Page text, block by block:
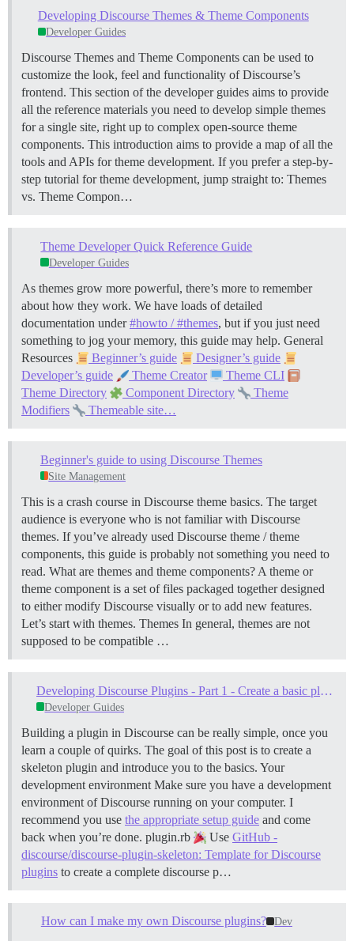
Developing Discourse Themes & Theme Components
Developer Guides
Discourse Themes and Theme Components can be used to
customize the look, feel and functionality of Discourse’s
frontend. This section of the developer guides aims to provide
all the reference materials you need to develop simple themes
for a single site, right up to complex open-source theme
components. This introduction aims to provide a map of all the
tools and APIs for theme development. If you prefer a step-by-
step tutorial for theme development, jump straight to: Themes
vs. Theme Compon…
Theme Developer Quick Reference Guide
Developer Guides
As themes grow more powerful, there’s more to remember
about how they work. We have loads of detailed
documentation under#howto / #themes, but if you just need
something to jog your memory, this guide may help. General
Resources
Beginner’s guide
Designer’s guide
Developer’s guide
Theme Creator
Theme CLI
Theme Directory
Component Directory
Theme
Modifiers
Themeable site…
Beginner's guide to using Discourse Themes
Site Management
This is a crash course in Discourse theme basics. The target
audience is everyone who is not familiar with Discourse
themes. If you’ve already used Discourse theme / theme
components, this guide is probably not something you need to
read. What are themes and theme components? A theme or
theme component is a set of files packaged together designed
to either modify Discourse visually or to add new features.
Let’s start with themes. Themes In general, themes are not
supposed to be compatible …
Developing Discourse Plugins - Part 1 - Create a basic plugin
Developer Guides
Building a plugin in Discourse can be really simple, once you
learn a couple of quirks. The goal of this post is to create a
skeleton plugin and introduce you to the basics. Your
development environment Make sure you have a development
environment of Discourse running on your computer. I
recommend you use the appropriate setup guide and come
back when you’re done. plugin.rb Use GitHub -
discourse/discourse-plugin-skeleton: Template for Discourse
plugins to create a complete discourse p…
How can I make my own Discourse plugins? Dev